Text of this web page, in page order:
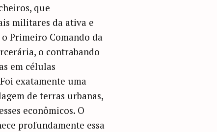
que
militares da ativa e
Primeiro Comando da
o contrabando
em células
exatamente uma
de terras urbanas,
econômicos. O
profundamente essa